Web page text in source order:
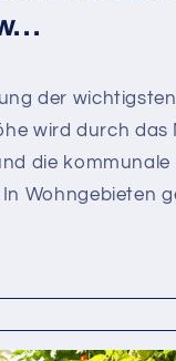
der
wird durch
die
Wohngebieten